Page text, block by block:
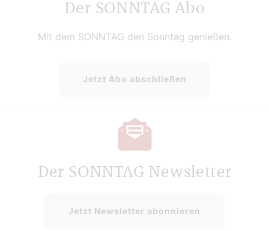
Der SONNTAG Abo
Mit dem SONNTAG den Sonntag genießen.
Jetzt Abo abschließen
Der SONNTAG Newsletter
Jetzt Newsletter abonnieren